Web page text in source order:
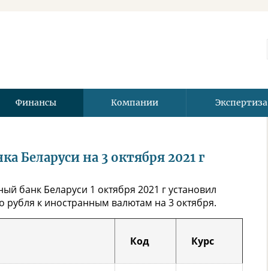
Финансы Компании Экспертиза
Беларуси на 3 октября 2021 г
банк Беларуси 1 октября 2021 г установил
к иностранным валютам на 3 октября.
Код Курс